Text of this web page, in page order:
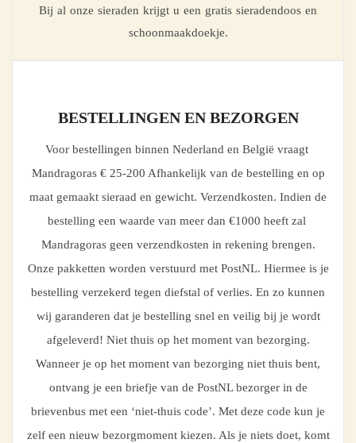
Bij al onze sieraden krijgt u een gratis sieradendoos en
schoonmaakdoekje.
BESTELLINGEN EN BEZORGEN
Voor bestellingen binnen Nederland en België vraagt
Mandragoras € 25-200 Afhankelijk van de bestelling en op
maat gemaakt sieraad en gewicht. Verzendkosten. Indien de
bestelling een waarde van meer dan €1000 heeft zal
Mandragoras geen verzendkosten in rekening brengen.
Onze pakketten worden verstuurd met PostNL. Hiermee is je
bestelling verzekerd tegen diefstal of verlies. En zo kunnen
wij garanderen dat je bestelling snel en veilig bij je wordt
afgeleverd! Niet thuis op het moment van bezorging.
Wanneer je op het moment van bezorging niet thuis bent,
ontvang je een briefje van de PostNL bezorger in de
brievenbus met een ‘niet-thuis code’. Met deze code kun je
zelf een nieuw bezorgmoment kiezen. Als je niets doet, komt